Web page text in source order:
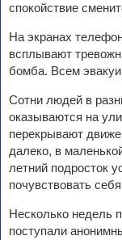
спокойствие
На экранах
всплывают
бомба. Всем
Сотни людей в
оказываются на
перекрывают
далеко, в
летний подросток
почувствовать
Несколько недель
поступали